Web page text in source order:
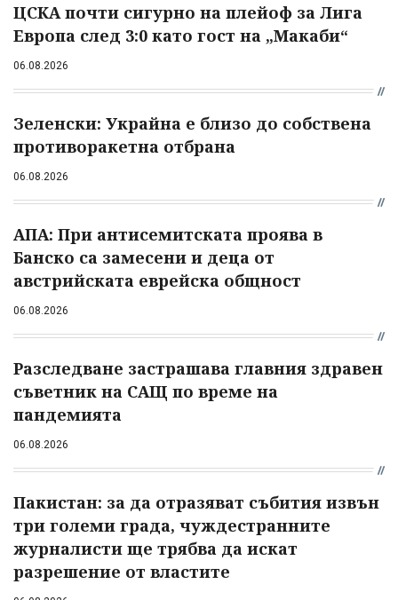
ЦСКА почти сигурно на плейоф за Лига
Европа след 3:0 като гост на „Макаби“
06.08.2026
Зеленски: Украйна е близо до собствена
противоракетна отбрана
06.08.2026
АПА: При антисемитската проява в
Банско са замесени и деца от
австрийската еврейска общност
06.08.2026
Разследване застрашава главния здравен
съветник на САЩ по време на
пандемията
06.08.2026
Пакистан: за да отразяват събития извън
три големи града, чуждестранните
журналисти ще трябва да искат
разрешение от властите